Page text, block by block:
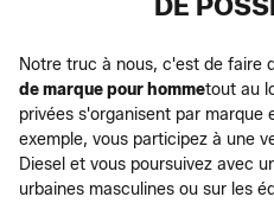
DE
Notre truc à nous, c'est de faire
de marque pour hommetout au
privées s'organisent par marque
exemple, vous participez à une
Diesel et vous poursuivez avec
urbaines masculines ou sur les